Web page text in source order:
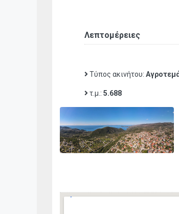
Λεπτομέρειες
Τύπος ακινήτου:
τ.μ.: 5.688